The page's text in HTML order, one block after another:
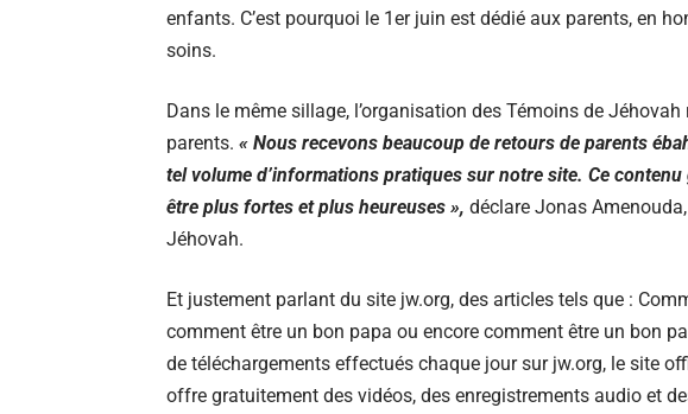
enfants. C’est pourquoi le 1er juin est dédié aux parents, en
soins.
Dans le même sillage, l’organisation des Témoins de
parents. « Nous recevons beaucoup de retours de parents
tel volume d’informations pratiques sur notre site. Ce
être plus fortes et plus heureuses », déclare Jonas
Jéhovah.
Et justement parlant du site jw.org, des articles tels que :
comment être un bon papa ou encore comment être un bon
de téléchargements effectués chaque jour sur jw.org, le site
offre gratuitement des vidéos, des enregistrements audio et